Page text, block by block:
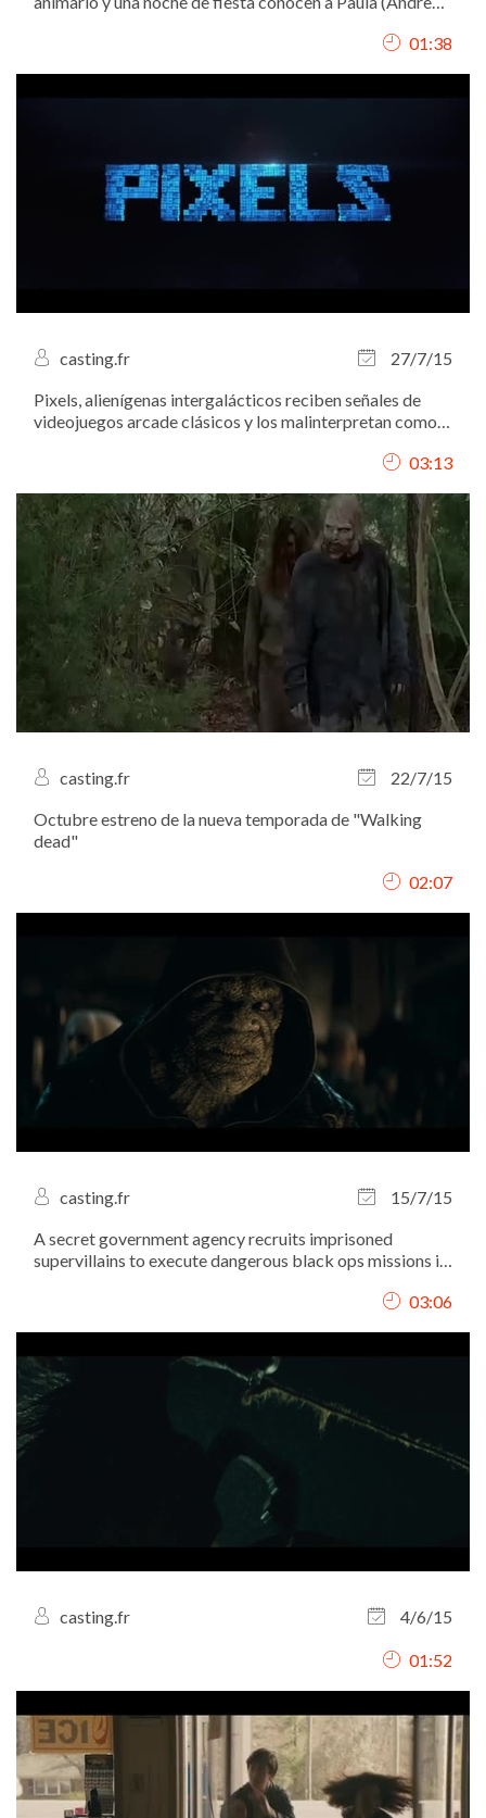
un antiguo ligue de Hugo y la mujer de Pablo (Eduardo01:38
casting.fr
27/7/15
Pixels, alienígenas intergalácticos reciben señales de
videojuegos arcade clásicos y los malinterpretan como
atacar la Tierra utilizando estos juegos como modelo03:13
casting.fr
22/7/15
Octubre estreno de la nueva temporada de "Walking
dead"
02:07
casting.fr
15/7/15
A secret government agency recruits imprisoned
supervillains to execute dangerous black ops missions in
03:06
casting.fr 4/6/15
01:52